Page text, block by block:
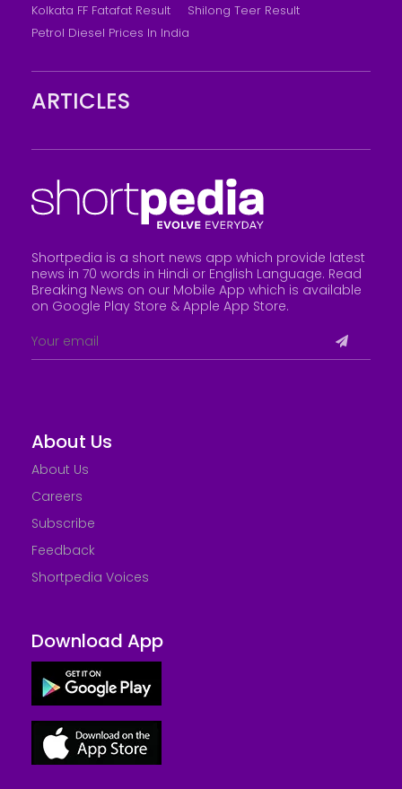
Kolkata FF Fatafat Result
Shilong Teer Result
Petrol Diesel Prices In India
ARTICLES
Shortpedia is a short news app which provide latest
news in 70 words in Hindi or English Language. Read
Breaking News on our Mobile App which is available
on Google Play Store & Apple App Store.
About Us
About Us
Careers
Subscribe
Feedback
Shortpedia Voices
Download App